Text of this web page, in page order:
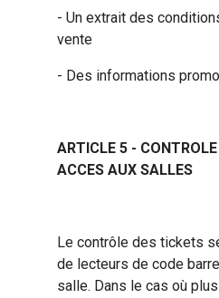
- Un extrait des
vente
- Des informations
ARTICLE 5 -
ACCES AUX SALLES
Le contrôle des tickets
de lecteurs de code
salle. Dans le cas où